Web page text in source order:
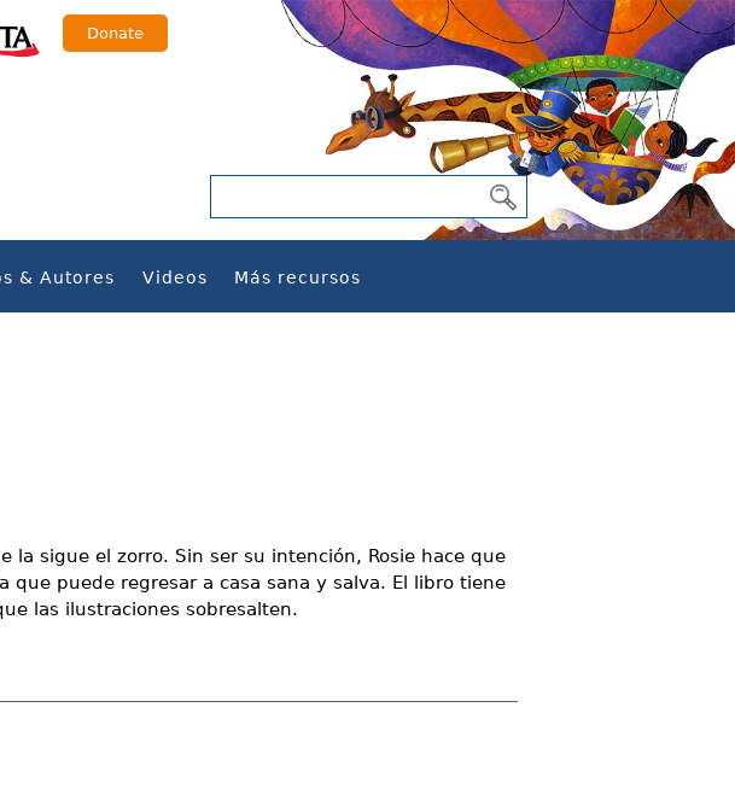
Donate
& Autores Videos Más recursos
la sigue el zorro. Sin ser su intención, Rosie hace que
puede regresar a casa sana y salva. El libro tiene
las ilustraciones sobresalten.